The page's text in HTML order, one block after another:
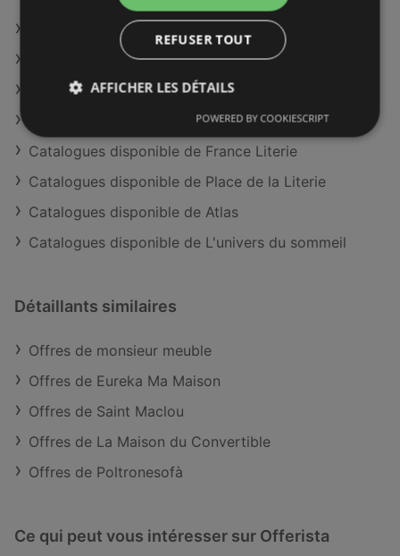
Offres de Le roi du matelas
Offres de Ma Literie
Offres de Meubles Crack
Catalogues disponible de Chateau d'Ax
Catalogues disponible de France Literie
Catalogues disponible de Place de la Literie
Catalogues disponible de Atlas
Catalogues disponible de L'univers du sommeil
Détaillants similaires
Offres de monsieur meuble
Offres de Eureka Ma Maison
Offres de Saint Maclou
Offres de La Maison du Convertible
Offres de Poltronesofà
Ce qui peut vous intéresser sur Offerista
REFUSER TOUT
AFFICHER LES DÉTAILS
POWERED BY COOKIESCRIPT